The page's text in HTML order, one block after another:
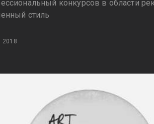
конкурсов в области
стиль
2018